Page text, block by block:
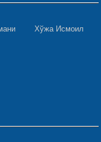
тумани Хўжа Исмоил